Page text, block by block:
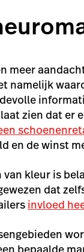
meer
namelijk
zien dat er
en de winst
kleur is
dat
invloed
bepaalde